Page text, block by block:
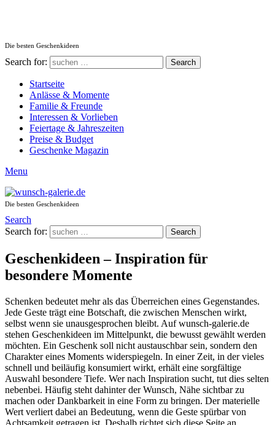
Die besten Geschenkideen
Search for: Search
Startseite
Anlässe & Momente
Familie & Freunde
Interessen & Vorlieben
Feiertage & Jahreszeiten
Preise & Budget
Geschenke Magazin
Menu
Die besten Geschenkideen
Search
Search for:
Search
Geschenkideen – Inspiration für
besondere Momente
Schenken bedeutet mehr als das Überreichen eines Gegenstandes.
Jede Geste trägt eine Botschaft, die zwischen Menschen wirkt,
selbst wenn sie unausgesprochen bleibt. Auf wunsch-galerie.de
stehen Geschenkideen im Mittelpunkt, die bewusst gewählt werden
möchten. Ein Geschenk soll nicht austauschbar sein, sondern den
Charakter eines Moments widerspiegeln. In einer Zeit, in der vieles
schnell und beiläufig konsumiert wirkt, erhält eine sorgfältige
Auswahl besondere Tiefe. Wer nach Inspiration sucht, tut dies selten
nebenbei. Häufig steht dahinter der Wunsch, Nähe sichtbar zu
machen oder Dankbarkeit in eine Form zu bringen. Der materielle
Wert verliert dabei an Bedeutung, wenn die Geste spürbar von
Achtsamkeit getragen ist. Deshalb richtet sich diese Seite an